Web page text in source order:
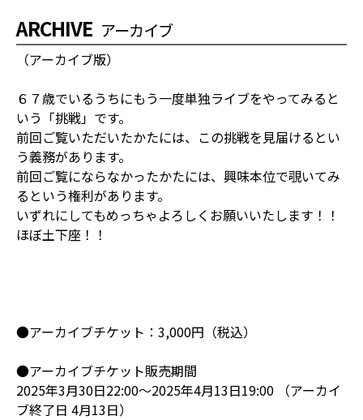
ARCHIVE アーカイブ
（アーカイブ版）
６７歳でいるうちにもう一度単独ライブをやってみると
いう「挑戦」です。
前回ご覧いただいたかたには、この挑戦を見届けるとい
う義務があります。
前回ご覧にならなかったかたには、興味本位で覗いてみ
るという権利があります。
いずれにしてもめっちゃよろしくお願いいたします！！
ほぼ土下座！！
●アーカイブチケット：3,000円（税込）
●アーカイブチケット販売期間
2025年3月30日22:00～2025年4月13日19:00 （アーカイ
ブ終了日 4月13日）